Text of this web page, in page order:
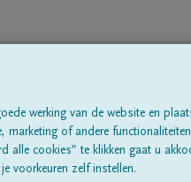
werking van de website en
marketing of andere
alle cookies” te klikken gaat u
voorkeuren zelf instellen.